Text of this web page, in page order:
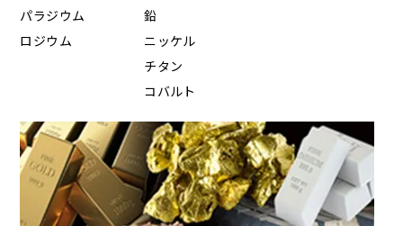
パラジウム
ロジウム
鉛
ニッケル
チタン
コバルト